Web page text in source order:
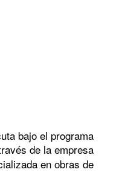
bajo el programa
de la empresa
en obras de